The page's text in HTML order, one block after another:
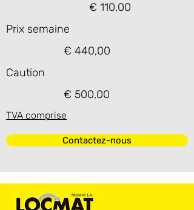
€ 110,00
Prix semaine
€ 440,00
Caution
€ 500,00
TVA comprise
Contactez-nous